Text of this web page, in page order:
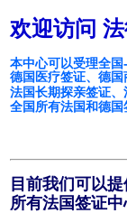
欢迎访问
本中心可以受理全国
德国医疗签证、德国
法国长期探亲签证、
全国所有法国和德国
目前我们可以
所有法国签证中